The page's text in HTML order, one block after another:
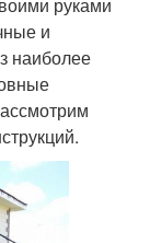
руками
и
наиболее